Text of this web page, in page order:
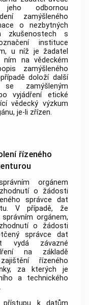
jeho odbornou
zamýšleného
o nezbytných
zkušenostech s
instituce
u níž je žadatel
na vědeckém
zamýšleného
doloží další
se zamýšleným
vyjádření etické
vědecký výzkum
je-li zřízen.
řízeného
orgánem
o žádosti
správce dat
V případě, že
orgánem,
o žádosti
správce dat
vydá závazné
na základě
řízeného
za kterých je
a technického
přístupu k datům